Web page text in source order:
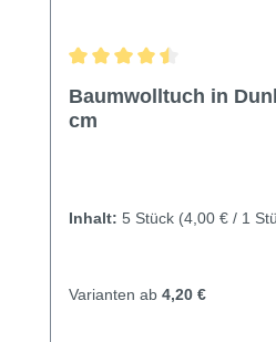
Baumwolltuch in
cm
Inhalt: 5 Stück (4,00 € / 1
Varianten ab 4,20 €